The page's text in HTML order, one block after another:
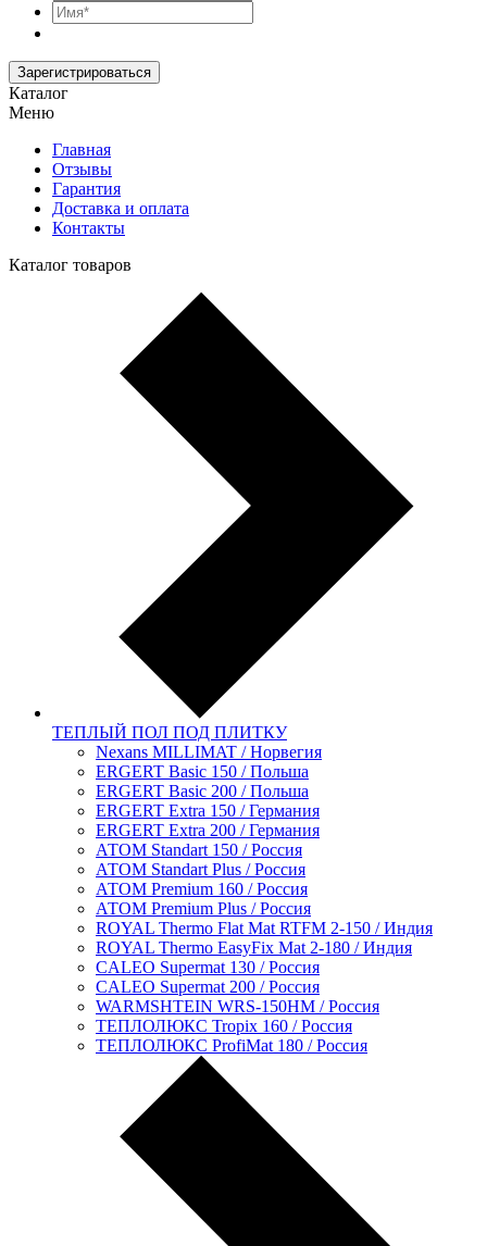
Зарегистрироваться
Каталог
Меню
Главная
Отзывы
Гарантия
Доставка и оплата
Контакты
Каталог товаров
ТЕПЛЫЙ ПОЛ ПОД ПЛИТКУ
Nexans MILLIMAT / Норвегия
ERGERT Basic 150 / Польша
ERGERT Basic 200 / Польша
ERGERT Extra 150 / Германия
ERGERT Extra 200 / Германия
АТОМ Standart 150 / Россия
АТОМ Standart Plus / Россия
АТОМ Premium 160 / Россия
АТОМ Premium Plus / Россия
ROYAL Thermo Flat Mat RTFM 2-150 / Индия
ROYAL Thermo EasyFix Mat 2-180 / Индия
CALEO Supermat 130 / Россия
CALEO Supermat 200 / Россия
WARMSHTEIN WRS-150HM / Россия
ТЕПЛОЛЮКС Tropix 160 / Россия
ТЕПЛОЛЮКС ProfiMat 180 / Россия